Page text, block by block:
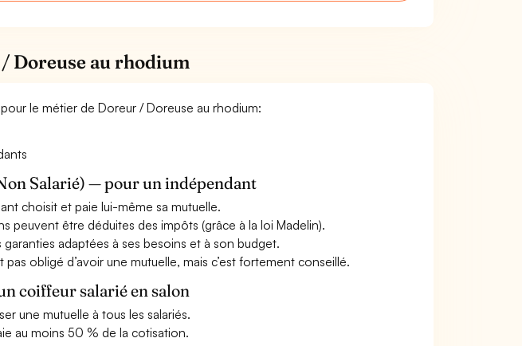
Doreuse au rhodium
le métier de Doreur / Doreuse au rhodium:
Salarié) — pour un indépendant
choisit et paie lui-même sa mutuelle.
peuvent être déduites des impôts (grâce à la loi Madelin).
adaptées à ses besoins et à son budget.
pas obligé d’avoir une mutuelle, mais c’est fortement conseillé.
coiffeur salarié en salon
une mutuelle à tous les salariés.
au moins 50 % de la cotisation.